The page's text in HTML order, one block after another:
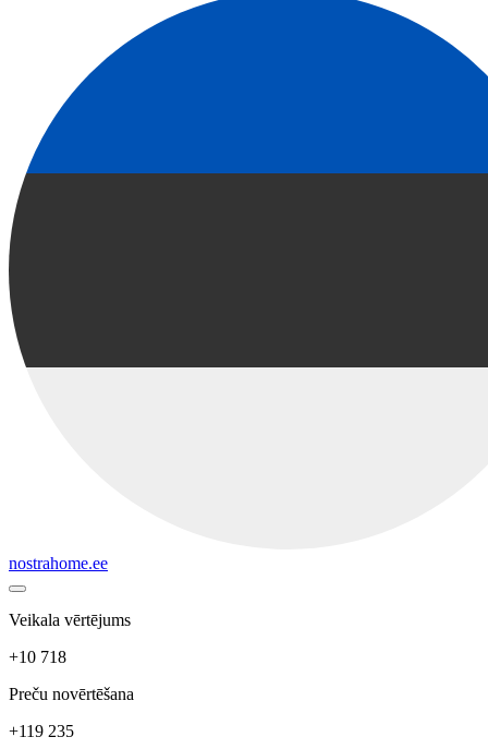
nostrahome.ee
Veikala vērtējums
+10 718
Preču novērtēšana
+119 235